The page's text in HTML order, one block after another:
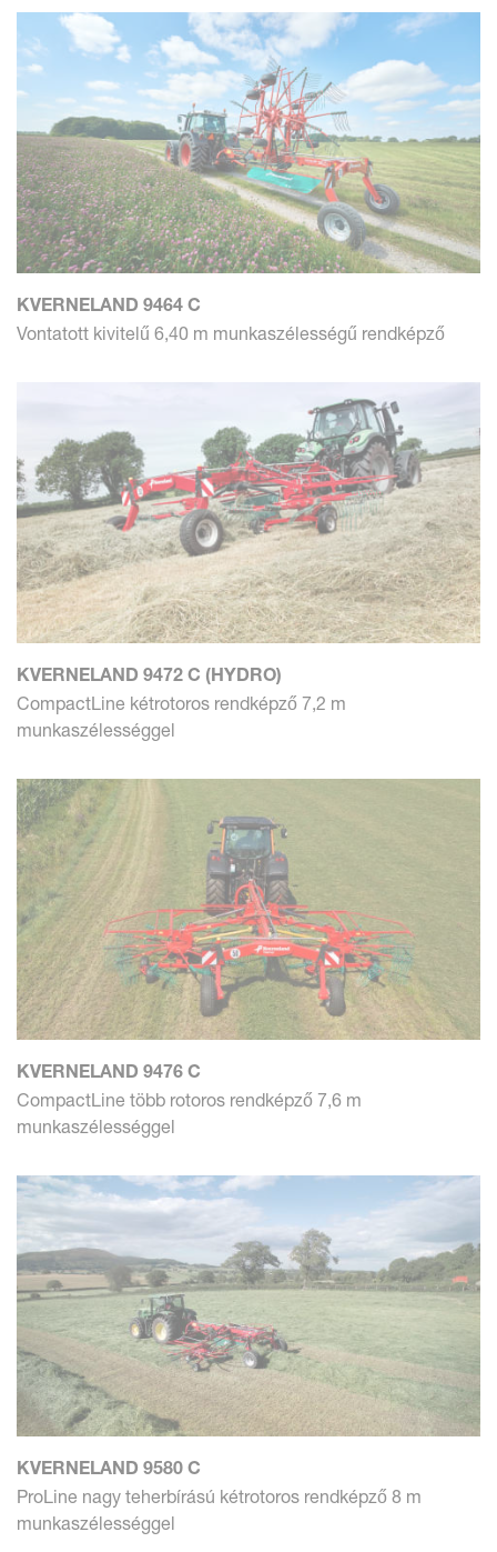
KVERNELAND 9464 C
Vontatott kivitelű 6,40 m munkaszélességű rendképző
KVERNELAND 9472 C (HYDRO)
CompactLine kétrotoros rendképző 7,2 m
munkaszélességgel
KVERNELAND 9476 C
CompactLine több rotoros rendképző 7,6 m
munkaszélességgel
KVERNELAND 9580 C
ProLine nagy teherbírású kétrotoros rendképző 8 m
munkaszélességgel